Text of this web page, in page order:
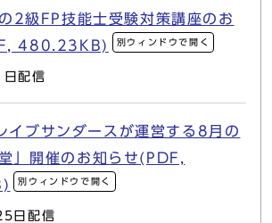
2級FP技能士受験対策講座のお
480.23KB)
別ウィンドウで開く
配信
イブサンダースが運営する8月の
」開催のお知らせ(PDF,
別ウィンドウで開く
日配信